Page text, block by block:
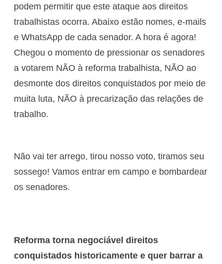
podem permitir que este ataque aos direitos
trabalhistas ocorra. Abaixo estão nomes, e-mails
e WhatsApp de cada senador. A hora é agora!
Chegou o momento de pressionar os senadores
a votarem NÃO à reforma trabalhista, NÃO ao
desmonte dos direitos conquistados por meio de
muita luta, NÃO à precarização das relações de
trabalho.
Não vai ter arrego, tirou nosso voto, tiramos seu
sossego! Vamos entrar em campo e bombardear
os senadores.
Reforma torna negociável direitos
conquistados historicamente e quer barrar a